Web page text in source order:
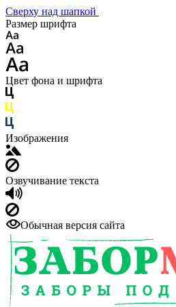
Сверху над шапкой
Размер шрифта
Цвет фона и шрифта
Изображения
Озвучивание текста
Обычная версия сайта